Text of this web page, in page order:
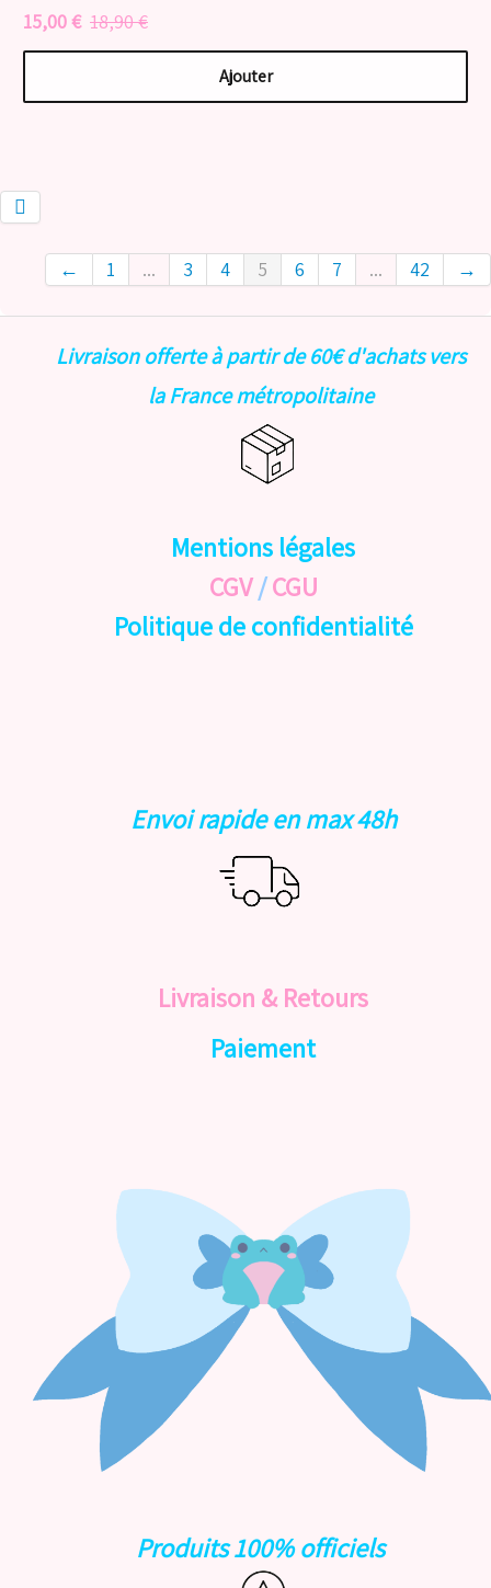
15,00 € 18,90 €
Ajouter
← 1 ... 3 4 5 6 7 ... 42 →
Livraison offerte à partir de 60€ d'achats vers
la France métropolitaine
Mentions légales
CGV / CGU
Politique de confidentialité
Envoi rapide en max 48h
Livraison & Retours
Paiement
Produits 100% officiels